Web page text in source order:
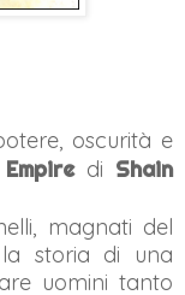
oscurità e
di Shain
magnati del
storia di una
uomini tanto